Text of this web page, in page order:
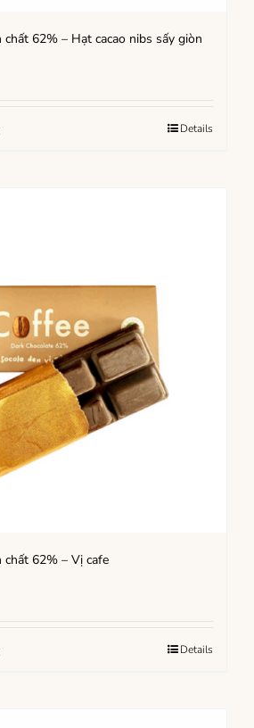
62% – Hạt cacao nibs sấy giòn
Details
chất 62% – Vị cafe
Details